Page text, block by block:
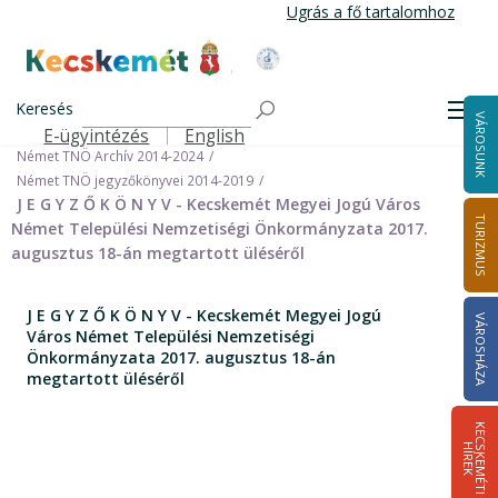
tartalomra
Ugrás a fő tartalomhoz
Kecskemét Város Honlapja
Keresés
Felső navigáció
E-ügyintézés English VÁROSUNK
TURIZMUS
VÁROSHÁZA
K
E
C
S
K
E
M
É
T
I
HÍ
R
E
K
Önkormányzat
Nemzetiségi Önkormányzatok
Német Települési Nemzetiségi Önkormányzat
Német TNÖ Archív 2014-2024
Német TNÖ jegyzőkönyvei 2014-2019
J E G Y Z Ő K Ö N Y V - Kecskemét Megyei Jogú Város
Német Települési Nemzetiségi Önkormányzata 2017.
augusztus 18-án megtartott üléséről
J E G Y Z Ő K Ö N Y V - Kecskemét Megyei Jogú
Város Német Települési Nemzetiségi
Önkormányzata 2017. augusztus 18-án
megtartott üléséről